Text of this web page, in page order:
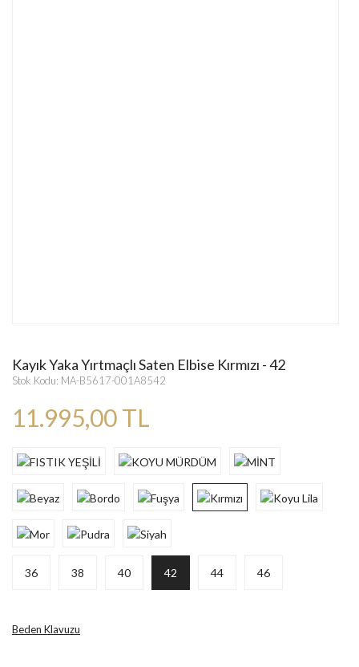
Kayık Yaka Yırtmaçlı Saten Elbise Kırmızı - 42
Stok Kodu: MA-B5617-001A8542
11.995,00 TL
36 38 40 42 44 46
Beden Klavuzu